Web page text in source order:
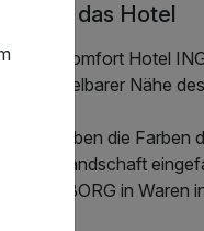
Über das Hotel
Das Komfort Hotel
unmittelbarer Nähe
Wir haben die Farben
Seenlandschaft
INGEBORG in